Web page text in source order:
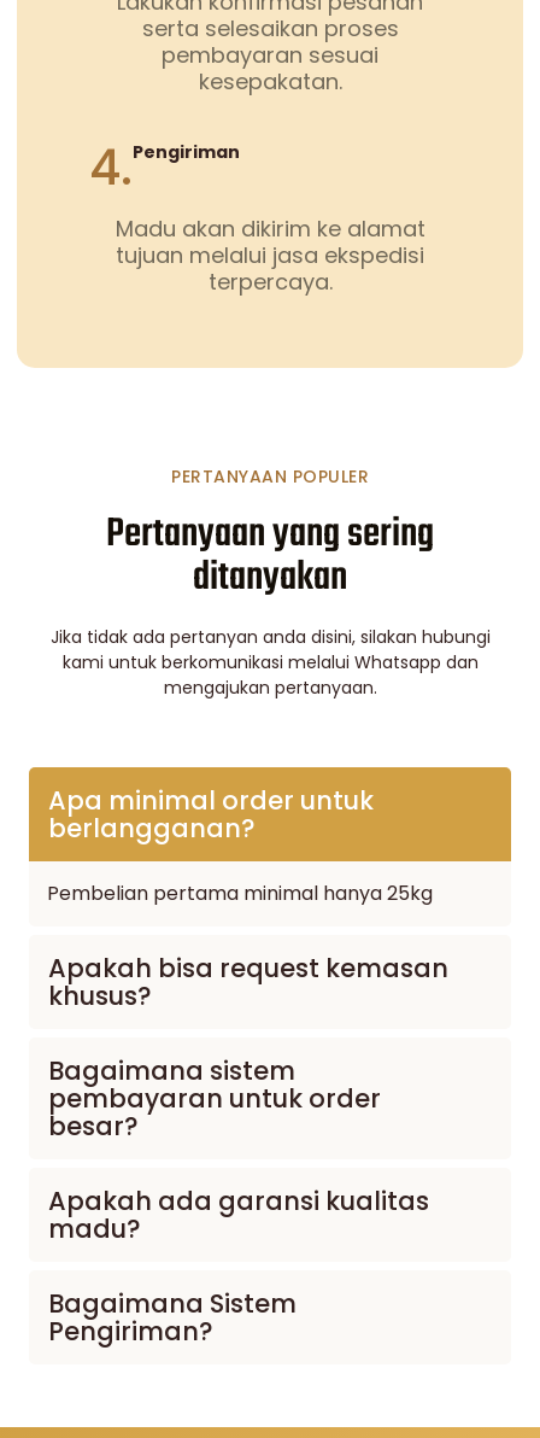
serta selesaikan proses
pembayaran sesuai
kesepakatan.
4.Pengiriman
Madu akan dikirim ke alamat
tujuan melalui jasa ekspedisi
terpercaya.
PERTANYAAN POPULER
Pertanyaan yang sering
ditanyakan
Jika tidak ada pertanyan anda disini, silakan hubungi
kami untuk berkomunikasi melalui Whatsapp dan
mengajukan pertanyaan.
Apa minimal order untuk
berlangganan?
Pembelian pertama minimal hanya 25kg
Apakah bisa request kemasan
khusus?
Bagaimana sistem
pembayaran untuk order
besar?
Apakah ada garansi kualitas
madu?
Bagaimana Sistem
Pengiriman?